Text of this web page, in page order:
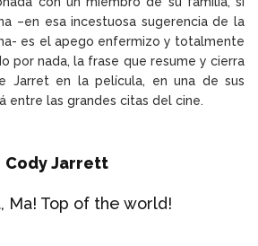
–en esa incestuosa sugerencia de la
es el apego enfermizo y totalmente
por nada, la frase que resume y cierra
Jarret en la película, en una de sus
entre las grandes citas del cine.
Cody Jarrett
Ma! Top of the world!